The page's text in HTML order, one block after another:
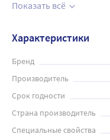
диетического
употреблению для
недостаточности
рациона питания.
нерастворимых
пребиотическим и
того, Нутриен
содержит
Показать всё
Характеристики
Бренд
Производитель
Срок годности
Страна производитель
Специальные свойства